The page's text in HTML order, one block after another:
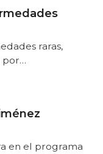
raras,
por…
en el programa